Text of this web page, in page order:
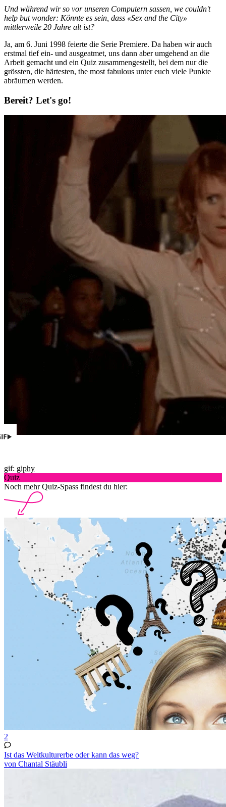
Und während wir so vor unseren Computern sassen, we couldn't
help but wonder: Könnte es sein, dass «Sex and the City»
mittlerweile 20 Jahre alt ist?
Ja, am 6. Juni 1998 feierte die Serie Premiere. Da haben wir auch
erstmal tief ein- und ausgeatmet, uns dann aber umgehend an die
Arbeit gemacht und ein Quiz zusammengestellt, bei dem nur die
grössten, die härtesten, the most fabulous unter euch viele Punkte
abräumen werden.
Bereit? Let's go!
gif: giphy
Quiz
Noch mehr Quiz-Spass findest du hier:
2
Ist das Weltkulturerbe oder kann das weg?
von Chantal Stäubli